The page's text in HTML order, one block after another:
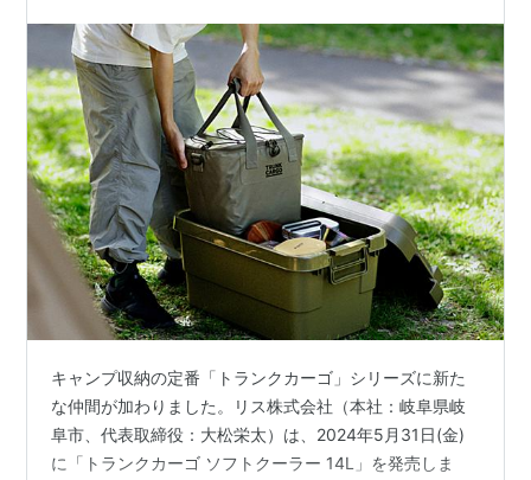
キャンプ収納の定番「トランクカーゴ」シリーズに新た
な仲間が加わりました。リス株式会社（本社：岐阜県岐
阜市、代表取締役：大松栄太）は、2024年5月31日(金)
に「トランクカーゴ ソフトクーラー 14L」を発売しま